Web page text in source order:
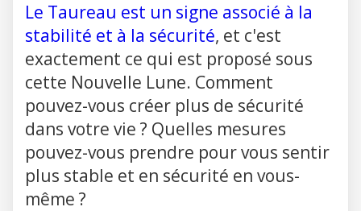
Le Taureau est un signe associé à la
stabilité et à la sécurité, et c'est
exactement ce qui est proposé sous
cette Nouvelle Lune. Comment
pouvez-vous créer plus de sécurité
dans votre vie ? Quelles mesures
pouvez-vous prendre pour vous sentir
plus stable et en sécurité en vous-
même ?